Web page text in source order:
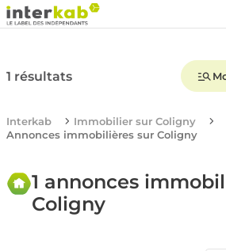
1 résultats
Interkab
Immobilier sur Coligny
Annonces immobilières sur Coligny
1 annonces
Coligny